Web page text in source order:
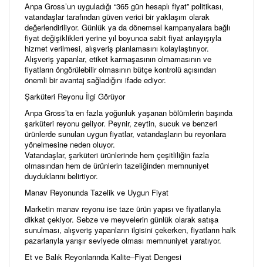
Anpa Gross’un uyguladığı “365 gün hesaplı fiyat” politikası,
vatandaşlar tarafından güven verici bir yaklaşım olarak
değerlendiriliyor. Günlük ya da dönemsel kampanyalara bağlı
fiyat değişiklikleri yerine yıl boyunca sabit fiyat anlayışıyla
hizmet verilmesi, alışveriş planlamasını kolaylaştırıyor.
Alışveriş yapanlar, etiket karmaşasının olmamasının ve
fiyatların öngörülebilir olmasının bütçe kontrolü açısından
önemli bir avantaj sağladığını ifade ediyor.
Şarküteri Reyonu İlgi Görüyor
Anpa Gross’ta en fazla yoğunluk yaşanan bölümlerin başında
şarküteri reyonu geliyor. Peynir, zeytin, sucuk ve benzeri
ürünlerde sunulan uygun fiyatlar, vatandaşların bu reyonlara
yönelmesine neden oluyor.
Vatandaşlar, şarküteri ürünlerinde hem çeşitliliğin fazla
olmasından hem de ürünlerin tazeliğinden memnuniyet
duyduklarını belirtiyor.
Manav Reyonunda Tazelik ve Uygun Fiyat
Marketin manav reyonu ise taze ürün yapısı ve fiyatlarıyla
dikkat çekiyor. Sebze ve meyvelerin günlük olarak satışa
sunulması, alışveriş yapanların ilgisini çekerken, fiyatların halk
pazarlarıyla yarışır seviyede olması memnuniyet yaratıyor.
Et ve Balık Reyonlarında Kalite–Fiyat Dengesi